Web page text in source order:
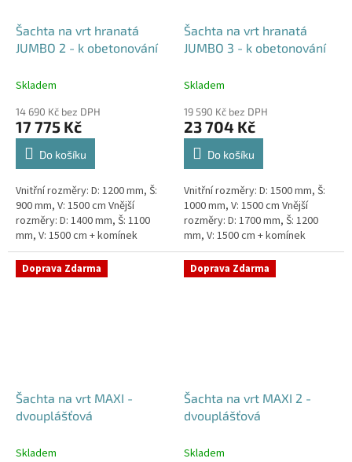
Šachta na vrt hranatá
JUMBO 2 - k obetonování
Skladem
14 690 Kč bez DPH
17 775 Kč
Do košíku
Vnitřní rozměry: D: 1200 mm, Š:
900 mm, V: 1500 cm Vnější
rozměry: D: 1400 mm, Š: 1100
mm, V: 1500 cm + komínek
Šachta na vrt k obetonování -
vhodná pod parkovací...
Šachta na vrt hranatá
JUMBO 3 - k obetonování
Skladem
19 590 Kč bez DPH
23 704 Kč
Do košíku
Vnitřní rozměry: D: 1500 mm, Š:
1000 mm, V: 1500 cm Vnější
rozměry: D: 1700 mm, Š: 1200
mm, V: 1500 cm + komínek
Šachta na vrt k obetonování -
vhodná pod parkovací...
Doprava Zdarma
Šachta na vrt MAXI -
dvouplášťová
Skladem
Doprava Zdarma
Šachta na vrt MAXI 2 -
dvouplášťová
Skladem